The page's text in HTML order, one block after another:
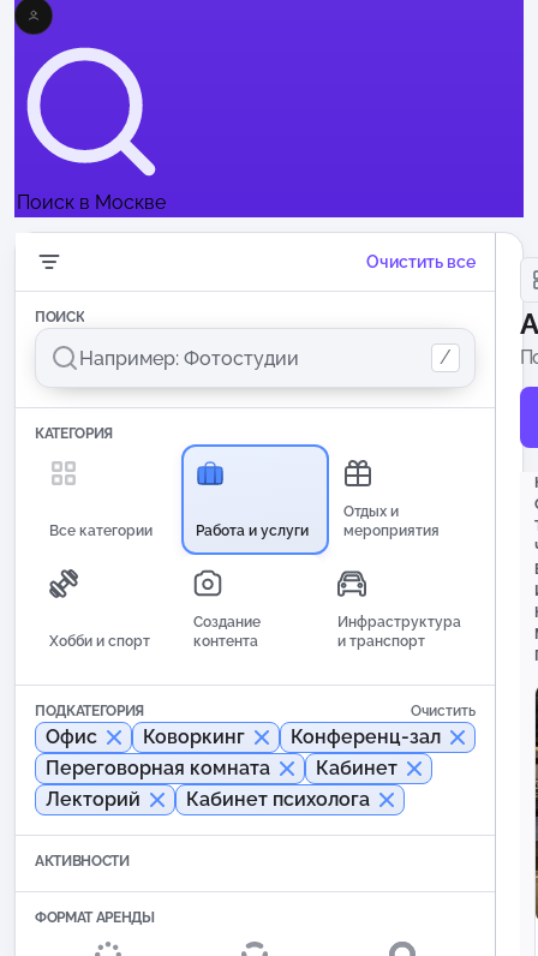
Поиск в Москве
Очистить все
ПОИСК
/
КАТЕГОРИЯ
Все категории Работа и услуги
Отдых и
мероприятия
Хобби и спорт
Создание
контента
Инфраструктура
и транспорт
ПОДКАТЕГОРИЯ Очистить
Офис Коворкинг
Конференц-зал
Переговорная комната
Кабинет
Лекторий
Кабинет психолога
АКТИВНОСТИ
ФОРМАТ АРЕНДЫ